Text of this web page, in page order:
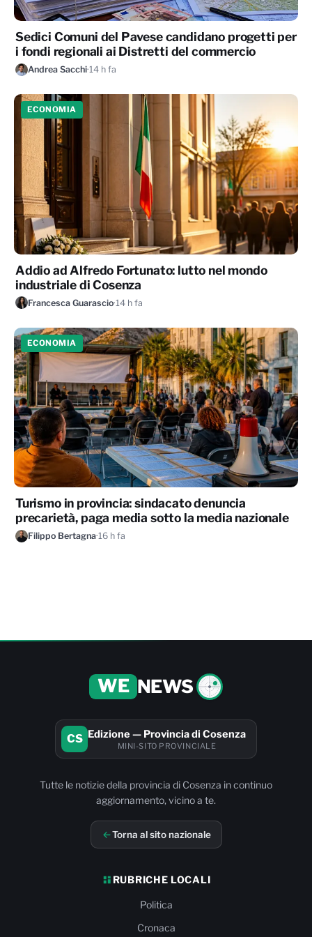
Sedici Comuni del Pavese candidano progetti per
i fondi regionali ai Distretti del commercio
Andrea Sacchi·14 h fa
ECONOMIA
Addio ad Alfredo Fortunato: lutto nel mondo
industriale di Cosenza
Francesca Guarascio·14 h fa
ECONOMIA
Turismo in provincia: sindacato denuncia
precarietà, paga media sotto la media nazionale
Filippo Bertagna·16 h fa
WE NEWS
CS Edizione — Provincia di Cosenza
MINI-SITO PROVINCIALE
Tutte le notizie della provincia di Cosenza in continuo
aggiornamento, vicino a te.
Torna al sito nazionale
RUBRICHE LOCALI
Politica
Cronaca